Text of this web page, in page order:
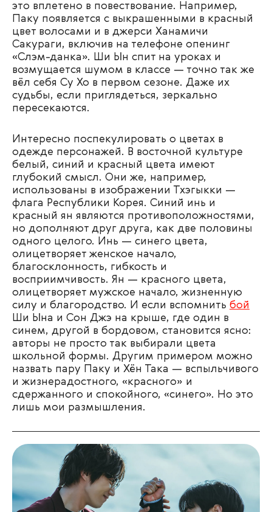
это вплетено в повествование. Например,
Паку появляется с выкрашенными в красный
цвет волосами и в джерси Ханамичи
Сакураги, включив на телефоне опенинг
«Слэм-данка». Ши Ын спит на уроках и
возмущается шумом в классе — точно так же
вёл себя Су Хо в первом сезоне. Даже их
судьбы, если приглядеться, зеркально
пересекаются.
Интересно поспекулировать о цветах в
одежде персонажей. В восточной культуре
белый, синий и красный цвета имеют
глубокий смысл. Они же, например,
использованы в изображении Тхэгыкки —
флага Республики Корея. Синий инь и
красный ян являются противоположностями,
но дополняют друг друга, как две половины
одного целого. Инь — синего цвета,
олицетворяет женское начало,
благосклонность, гибкость и
восприимчивость. Ян — красного цвета,
олицетворяет мужское начало, жизненную
силу и благородство. И если вспомнить бой
Ши Ына и Сон Джэ на крыше, где один в
синем, другой в бордовом, становится ясно:
авторы не просто так выбирали цвета
школьной формы. Другим примером можно
назвать пару Паку и Хён Така — вспыльчивого
и жизнерадостного, «красного» и
сдержанного и спокойного, «синего». Но это
лишь мои размышления.